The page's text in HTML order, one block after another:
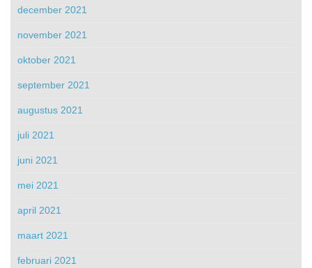
december 2021
november 2021
oktober 2021
september 2021
augustus 2021
juli 2021
juni 2021
mei 2021
april 2021
maart 2021
februari 2021